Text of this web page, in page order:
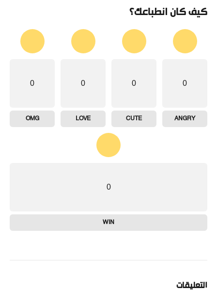
كيف كان انطباعك؟
0
ANGRY
0
CUTE
0
LOVE
0
OMG
0
WIN
التعليقات